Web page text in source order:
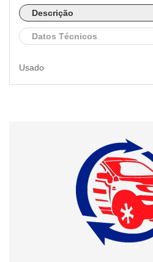
Descrição
Datos Técnicos
Usado